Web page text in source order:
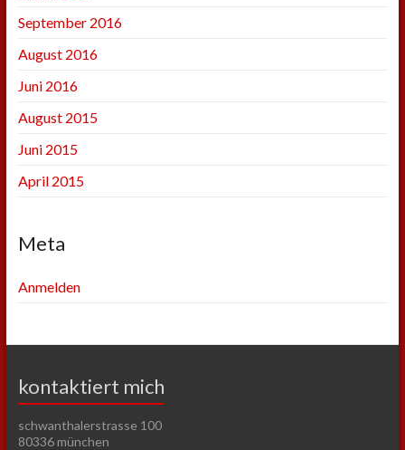
September 2016
August 2016
Juni 2016
August 2015
Juni 2015
April 2015
Meta
Anmelden
kontaktiert mich
schwanthalerstrasse 100
80336 münchen